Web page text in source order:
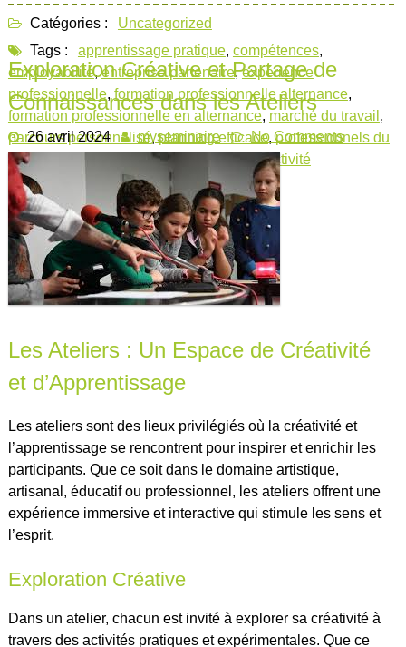
Catégories :
Uncategorized
Tags :
apprentissage pratique, compétences,
employabilité,entreprise partenaire,expérience
professionnelle, formation professionnelle alternance,
formation professionnelle en alternance, marché du travail ,
parcours personnalisé,planning efficace,professionnels du
secteur
réseau professionnel secteur d'activité
Exploration Créative et Partage de
Connaissances dans les Ateliers
26 avril 2024 myseminaire No Comments
Les Ateliers : Un Espace de Créativité
et d’Apprentissage
Les ateliers sont des lieux privilégiés où la créativité et
l’apprentissage se rencontrent pour inspirer et enrichir les
participants. Que ce soit dans le domaine artistique,
artisanal, éducatif ou professionnel, les ateliers offrent une
expérience immersive et interactive qui stimule les sens et
l’esprit.
Exploration Créative
Dans un atelier, chacun est invité à explorer sa créativité à
travers des activités pratiques et expérimentales. Que ce